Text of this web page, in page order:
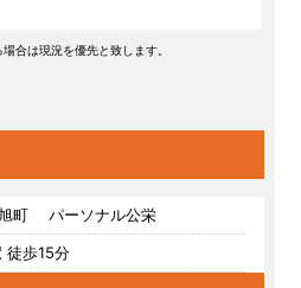
合は現況を優先と致します。
町 パーソナル公栄
徒歩15分